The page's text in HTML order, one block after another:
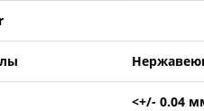
<+/- 0.04